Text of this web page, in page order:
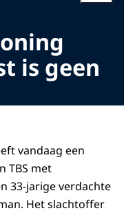
is geen
vandaag een
TBS met
33-jarige verdachte
Het slachtoffer